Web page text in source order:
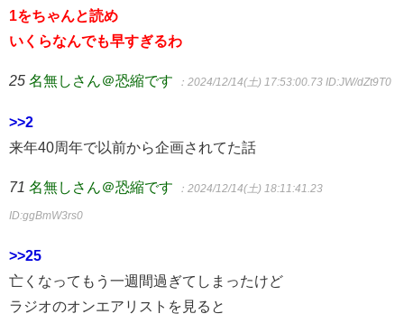
1をちゃんと読め
いくらなんでも早すぎるわ
25 名無しさん＠恐縮です ：2024/12/14(土) 17:53:00.73 ID:JW/dZt9T0
>>2
来年40周年で以前から企画されてた話
71 名無しさん＠恐縮です ：2024/12/14(土) 18:11:41.23
ID:ggBmW3rs0
>>25
亡くなってもう一週間過ぎてしまったけど
ラジオのオンエアリストを見ると